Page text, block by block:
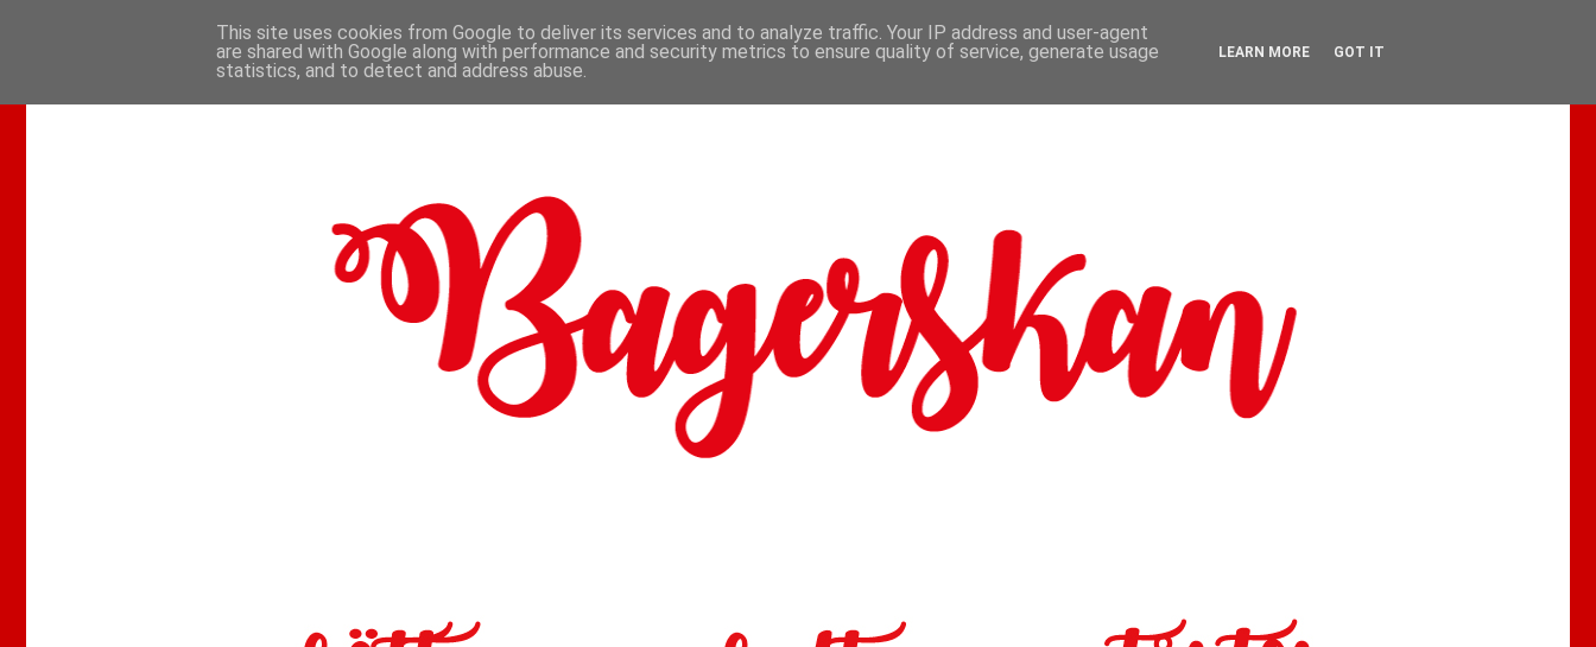
This site uses cookies from Google to deliver its services and to analyze traffic. Your IP address and user-agent
are shared with Google along with performance and security metrics to ensure quality of service, generate usage
statistics, and to detect and address abuse.
LEARN MORE GOT IT